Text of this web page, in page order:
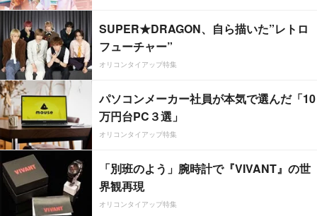
SUPER★DRAGON、自ら描いた”レトロ
フューチャー”
オリコンタイアップ特集
パソコンメーカー社員が本気で選んだ「10
万円台PC３選」
オリコンタイアップ特集
「別班のよう」腕時計で『VIVANT』の世
界観再現
オリコンタイアップ特集